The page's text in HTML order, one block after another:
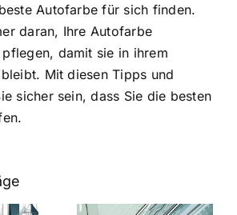
Autofarbe für sich finden.
daran, Ihre Autofarbe
damit sie in ihrem
Mit diesen Tipps und
sicher sein, dass Sie die besten